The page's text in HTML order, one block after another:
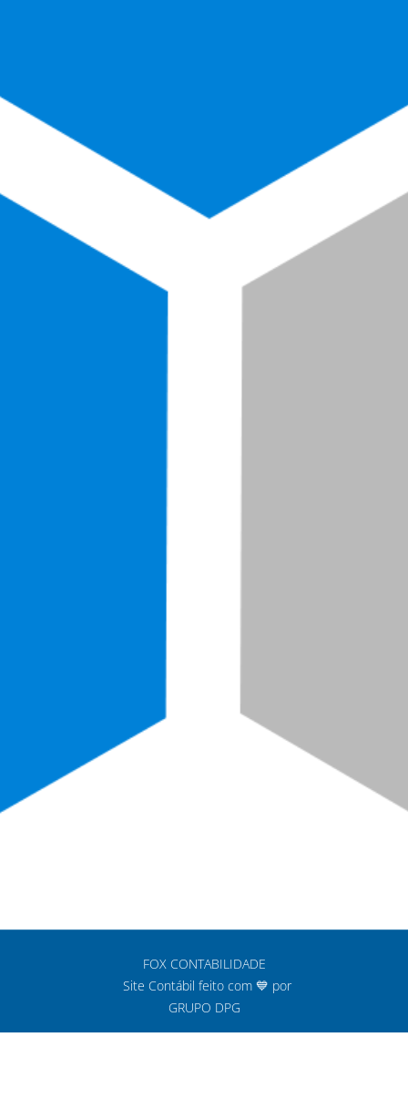
FOX CONTABILIDADE
Site Contábil feito com 💙 por
GRUPO DPG